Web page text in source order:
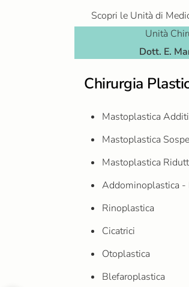
Scopri le Unità di
Unità
Dott. E.
Chirurgia
Mastoplastica
Mastoplastica
Mastoplastica
Addominoplastica -
Rinoplastica
Cicatrici
Otoplastica
Blefaroplastica